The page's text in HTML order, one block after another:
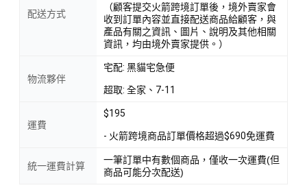
配送方式
（顧客提交火箭跨境訂單後，境外賣家會
收到訂單內容並直接配送商品給顧客，與
產品有關之資訊、圖片、說明及其他相關
資訊，均由境外賣家提供。）
物流夥伴
宅配: 黑貓宅急便
超取: 全家、7-11
運費
$195
- 火箭跨境商品訂單價格超過$690免運費
統一運費計算
一筆訂單中有數個商品，僅收一次運費(但
商品可能分次配送)